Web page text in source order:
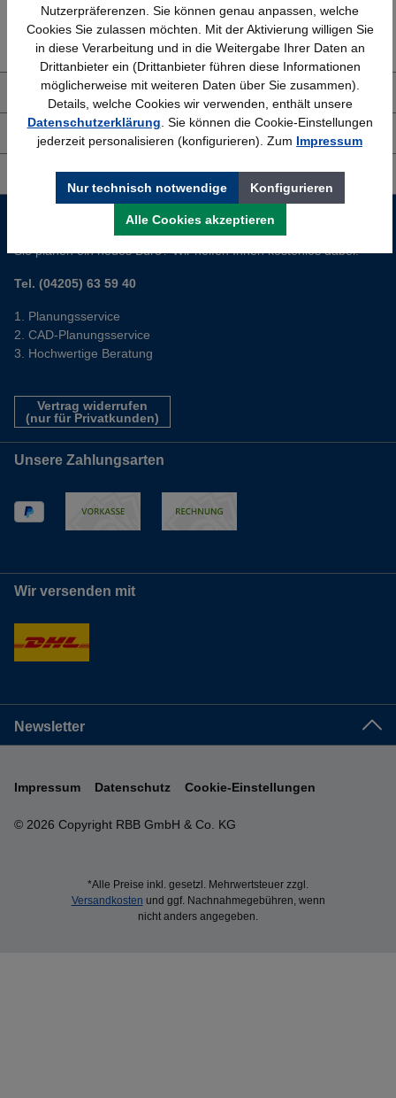
Erfahrung
Bewährt seit 1958
Kostenlose Beratung
(04205) 635940
Über uns
Shop Service
Informationen
Sie planen ein neues Büro? Wir helfen Ihnen kostenlos dabei.
Tel. (04205) 63 59 40
Planungsservice
CAD-Planungsservice
Hochwertige Beratung
Vertrag widerrufen
(nur für Privatkunden)
Unsere Zahlungsarten
Wir versenden mit
Newsletter
© 2026 Copyright RBB GmbH & Co. KG
Impressum Datenschutz Cookie-Einstellungen
*Alle Preise inkl. gesetzl. Mehrwertsteuer zzgl.
Versandkosten und ggf. Nachnahmegebühren, wenn
nicht anders angegeben.
Nutzerpräferenzen. Sie können genau anpassen, welche
Cookies Sie zulassen möchten. Mit der Aktivierung willigen Sie
in diese Verarbeitung und in die Weitergabe Ihrer Daten an
Drittanbieter ein (Drittanbieter führen diese Informationen
möglicherweise mit weiteren Daten über Sie zusammen).
Details, welche Cookies wir verwenden, enthält unsere
Datenschutzerklärung . Sie können die Cookie-Einstellungen
jederzeit personalisieren (konfigurieren). Zum Impressum
Nur technisch notwendige Konfigurieren
Alle Cookies akzeptieren